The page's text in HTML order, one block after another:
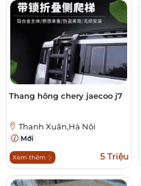
Thang hông chery jaecoo j7
Thanh Xuân,Hà Nội
Mới
Xem thêm 5 Triệu